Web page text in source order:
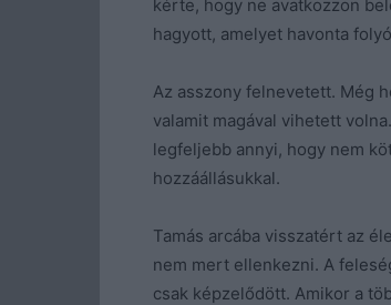
kérte, hogy ne avatkozzon
hagyott, amelyet havonta
Az asszony felnevetett. Még
valamit magával vihetett
legfeljebb annyi, hogy nem
hozzáállásukkal.
Tamás arcába visszatért az
nem mert ellenkezni. A
csak képzelődött. Amikor a